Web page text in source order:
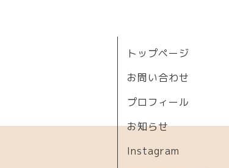
トップページ
お問い合わせ
プロフィール
お知らせ
Instagram